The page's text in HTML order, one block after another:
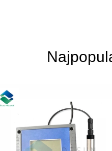
bariery techniczne,
w celu realizacji funkcji
jak wyświetlanie danych w
o ciągłą optymalizację
branżowych i
nieba za pomocą